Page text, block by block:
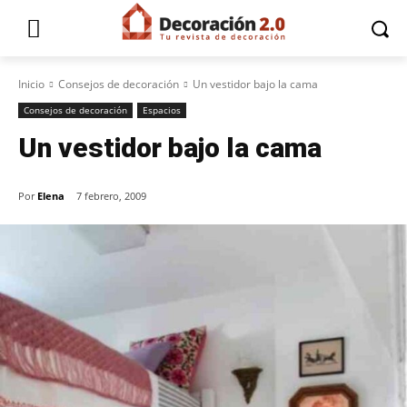
Inicio Consejos de decoración Un vestidor bajo la cama
Consejos de decoración Espacios
Un vestidor bajo la cama
Por Elena 7 febrero, 2009